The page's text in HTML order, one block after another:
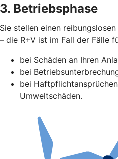
3. Betriebsphase
Sie stellen einen
– die R+V ist im Fall der Fälle
bei Schäden an Ihren
bei
bei
Umweltschäden.